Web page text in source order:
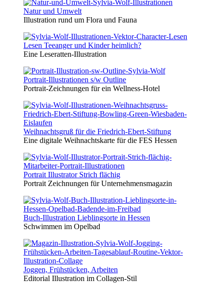
Natur und Umwelt
Illustration rund um Flora und Fauna
Lesen Teeanger und Kinder heimlich?
Eine Leseratten-Illustration
Portrait-Illustrationen s/w Outline
Portrait-Zeichnungen für ein Wellness-Hotel
Weihnachtsgruß für die Friedrich-Ebert-Stiftung
Eine digitale Weihnachtskarte für die FES Hessen
Portrait Illustrator Strich flächig
Portrait Zeichnungen für Unternehmensmagazin
Buch-Illustration Lieblingsorte in Hessen
Schwimmen im Opelbad
Joggen, Frühstücken, Arbeiten
Editorial Illustration im Collagen-Stil